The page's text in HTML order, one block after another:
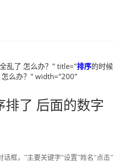
乱了 怎么办？" title="排序的时候
怎么办？" width="200"
了 后面的数字
框，”主要关键字“设置”姓名“点击”